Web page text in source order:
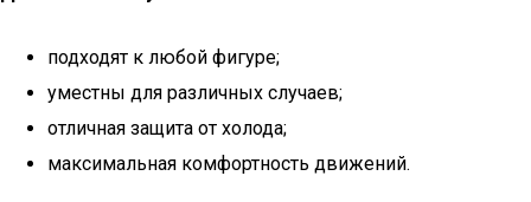
подходят к любой фигуре;
уместны для различных случаев;
отличная защита от холода;
максимальная комфортность движений.